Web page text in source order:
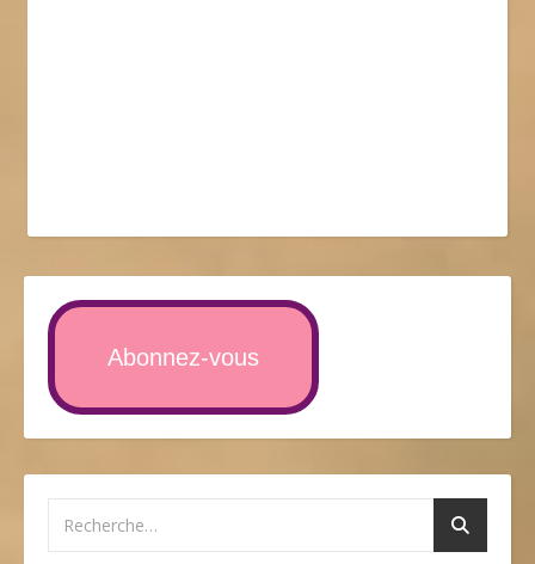
Abonnez-vous